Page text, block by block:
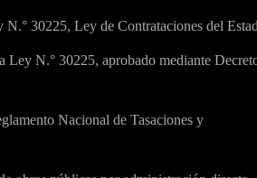
30225, Ley de Contrataciones del
Ley N.° 30225, aprobado mediante
Nacional de Tasaciones y